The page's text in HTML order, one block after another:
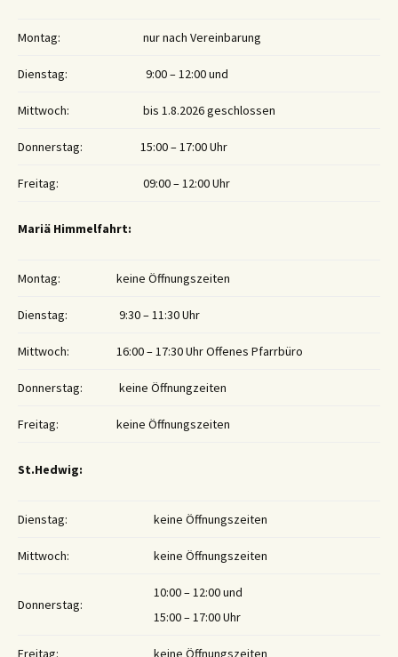
Montag: nur nach Vereinbarung
Dienstag: 9:00 – 12:00 und
Mittwoch: bis 1.8.2026 geschlossen
Donnerstag: 15:00 – 17:00 Uhr
Freitag: 09:00 – 12:00 Uhr
Mariä Himmelfahrt:
Montag: keine Öffnungszeiten
Dienstag: 9:30 – 11:30 Uhr
Mittwoch: 16:00 – 17:30 Uhr Offenes Pfarrbüro
Donnerstag: keine Öffnungzeiten
Freitag: keine Öffnungszeiten
St.Hedwig:
Dienstag: keine Öffnungszeiten
Mittwoch: keine Öffnungszeiten
Donnerstag:
10:00 – 12:00 und
15:00 – 17:00 Uhr
Freitag: keine Öffnungszeiten